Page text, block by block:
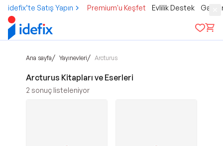
idefix’te Satış Yapın Premium'u Keşfet Evlilik Destek
Ana sayfa/ Yayınevleri/ Arcturus
Arcturus Kitapları ve Eserleri
2 sonuç listeleniyor